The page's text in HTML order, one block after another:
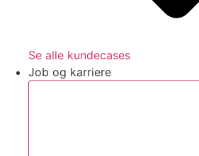
Se alle kundecases
Job og karriere